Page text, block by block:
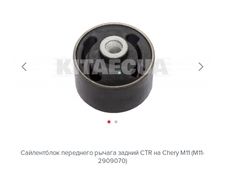
Сайлентблок переднего рычага задний CTR на Chery M11 (M11-
2909070)